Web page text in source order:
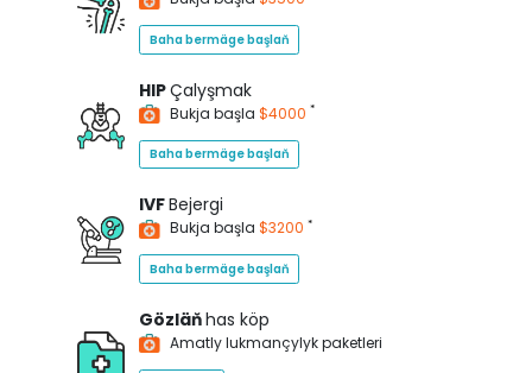
Baha bermäge başlaň
HIPÇalyşmak
Bukja başla $4000 *
Baha bermäge başlaň
IVFBejergi
Bukja başla $3200 *
Baha bermäge başlaň
Gözläňhas köp
Amatly lukmançylyk paketleri